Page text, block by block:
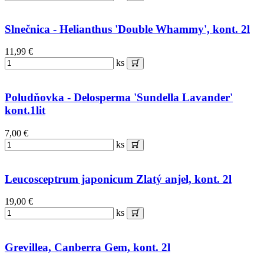
Slnečnica - Helianthus 'Double Whammy', kont. 2l
11,99 €
ks
Poludňovka - Delosperma 'Sundella Lavander'
kont.1lit
7,00 €
ks
Leucosceptrum japonicum Zlatý anjel, kont. 2l
19,00 €
ks
Grevillea, Canberra Gem, kont. 2l